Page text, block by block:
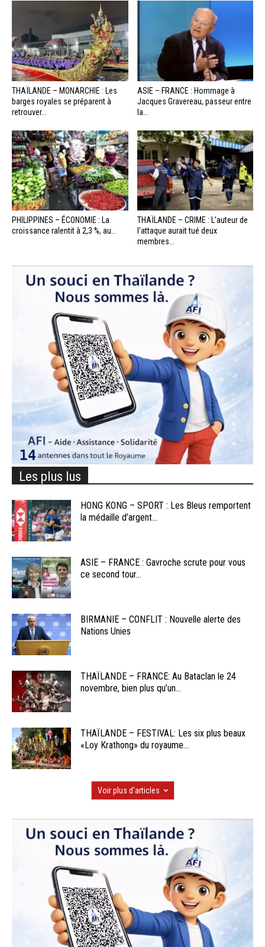
THAÏLANDE – MONARCHIE : Les
barges royales se préparent à
retrouver...
ASIE – FRANCE : Hommage à
Jacques Gravereau, passeur entre
la...
PHILIPPINES – ÉCONOMIE : La
croissance ralentit à 2,3 %, au...
THAÏLANDE – CRIME : L’auteur de
l’attaque aurait tué deux
membres...
Les plus lus
HONG KONG – SPORT : Les Bleus remportent
la médaille d’argent...
ASIE – FRANCE : Gavroche scrute pour vous
ce second tour...
BIRMANIE – CONFLIT : Nouvelle alerte des
Nations Unies
THAÏLANDE – FRANCE: Au Bataclan le 24
novembre, bien plus qu’un...
THAÏLANDE – FESTIVAL: Les six plus beaux
«Loy Krathong» du royaume...
Voir plus d'articles